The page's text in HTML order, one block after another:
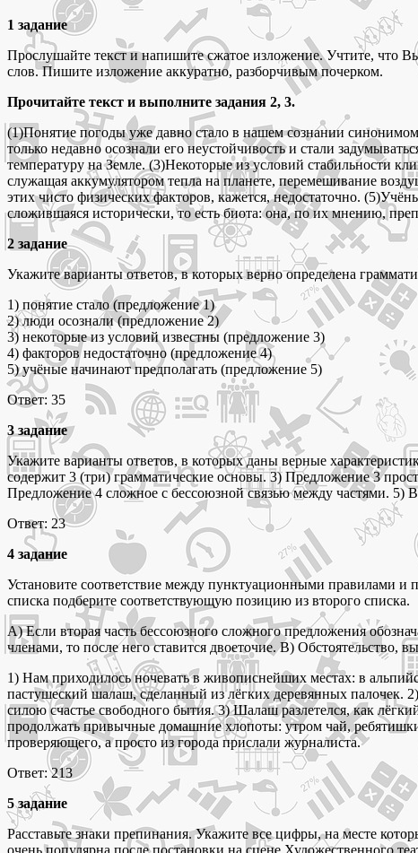
1 задание
Прослушайте текст и напишите сжатое изложение. Учтите, что
слов. Пишите изложение аккуратно, разборчивым почерком.
Прочитайте текст и выполните задания 2, 3.
(1)Понятие погоды уже давно стало в нашем сознании
только недавно осознали его неустойчивость и стали
температуру на Земле. (3)Некоторые из условий стабильности
служащая аккумулятором тепла на планете, перемешивание
этих чисто физических факторов, кажется, недостаточно.
сложившаяся исторически, то есть биота: она, по их мнению,
2 задание
Укажите варианты ответов, в которых верно определена
1) понятие стало (предложение 1)
2) люди осознали (предложение 2)
3) некоторые из условий известны (предложение 3)
4) факторов недостаточно (предложение 4)
5) учёные начинают предполагать (предложение 5)
Ответ: 35
3 задание
Укажите варианты ответов, в которых даны верные
содержит 3 (три) грамматические основы. 3) Предложение 3
Предложение 4 сложное с бессоюзной связью между частями. 5)
Ответ: 23
4 задание
Установите соответствие между пунктуационными правилами
списка подберите соответствующую позицию из второго списка.
А) Если вторая часть бессоюзного сложного предложения
членами, то после него ставится двоеточие. В) Обстоятельство,
1) Нам приходилось ночевать в живописнейших местах: в
пастушеский шалаш, сделанный из лёгких деревянных палочек.
силою счастье свободного бытия. 3) Шалаш разлетелся, как
продолжать привычные домашние хлопоты: утром чай,
проверяющего, а просто из города прислали журналиста.
Ответ: 213
5 задание
Расставьте знаки препинания. Укажите все цифры, на месте
очень популярна после постановки на сцене Художественного